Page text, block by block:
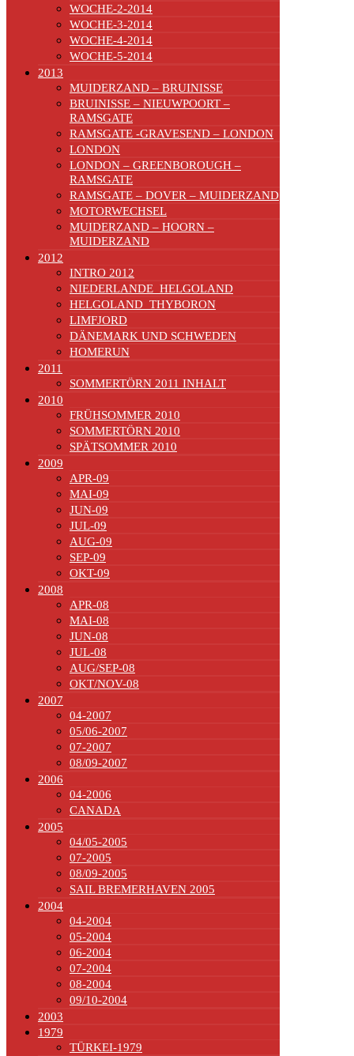
WOCHE-2-2014
WOCHE-3-2014
WOCHE-4-2014
WOCHE-5-2014
2013
MUIDERZAND – BRUINISSE
BRUINISSE – NIEUWPOORT –
RAMSGATE
RAMSGATE -GRAVESEND – LONDON
LONDON
LONDON – GREENBOROUGH –
RAMSGATE
RAMSGATE – DOVER – MUIDERZAND
MOTORWECHSEL
MUIDERZAND – HOORN –
MUIDERZAND
2012
INTRO 2012
NIEDERLANDE_HELGOLAND
HELGOLAND_THYBORON
LIMFJORD
DÄNEMARK UND SCHWEDEN
HOMERUN
2011
SOMMERTÖRN 2011 INHALT
2010
FRÜHSOMMER 2010
SOMMERTÖRN 2010
SPÄTSOMMER 2010
2009
APR-09
MAI-09
JUN-09
JUL-09
AUG-09
SEP-09
OKT-09
2008
APR-08
MAI-08
JUN-08
JUL-08
AUG/SEP-08
OKT/NOV-08
2007
04-2007
05/06-2007
07-2007
08/09-2007
2006
04-2006
CANADA
2005
04/05-2005
07-2005
08/09-2005
SAIL BREMERHAVEN 2005
2004
04-2004
05-2004
06-2004
07-2004
08-2004
09/10-2004
2003
1979
TÜRKEI-1979